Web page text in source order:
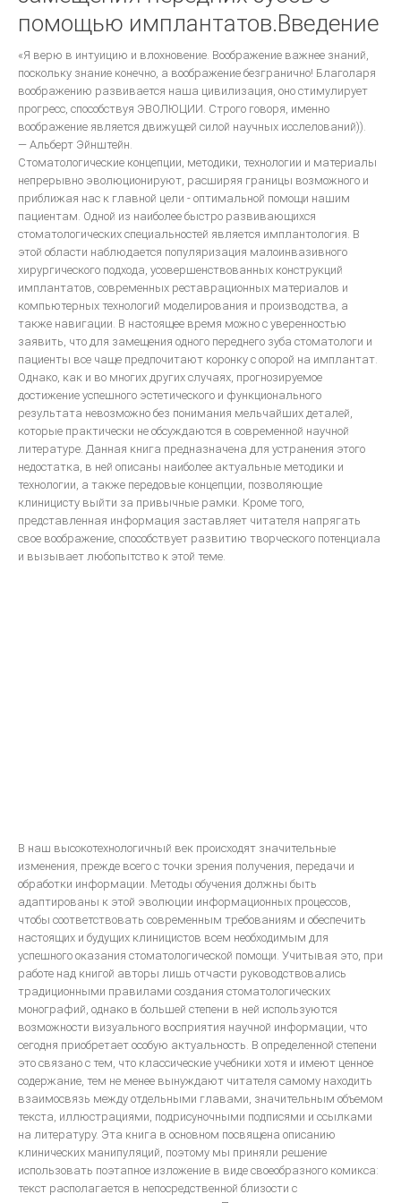
КЛИНИЧЕСКАЯ ОРТОПЕДИЧЕСКАЯ СТОМАТОЛОГИЯ
Стоматологическое обслуживание в Европе
ВОССТАНОВЛЕНИЕ КОНТАКТНЫХ ОБЛАСТЕЙ ЗУБОВ С ПОМОШЬЮ
МАТРИЧНЫХ СИСТЕМ
Ошибки в ортопедической стоматологии
Основы СТОМАТОЛОГИЧЕСКОГО МАТЕРИАЛОВЕДЕНИЯ
Техника фрезерования.
ОДОНТОПРЕПАРИРОВАНИЕ ПРИ ВОССТАНОВЛЕНИИ ДЕФЕКТОВ
ТВЕРДЫХ ТКАНЕЙ ЗУБОВ ВКЛАДКАМИ
Ортопедическая стоматология
Другое...
Фундаментальные вопросы
ЦВЕТОВЕДЕНИЕ В ЭСТЕТИЧЕСКОЙ СТОМАТОЛОГИИ
ДЕВИЗ ШОФУ- КАЧЕСТВО!
Систематизированная механика ортодонтического лечения
ON-LINE ВИДЕО
МОДЕЛИРОВАНИЕ
Принципы анатомического воскового моделирования
bredent-техника литья. Дентальное литье - точность
ЗУБОТЕХНИЧЕСКОЕ МАТЕРИАЛОВЕДЕНИЕ
ЛИТЬЕВОЕ ПРЕССОВАНИЕ ЗУБОЧЕЛЮСТНЫХ ПРОТЕЗОВ ИЗ
ПЛАСТМАСС
Общии вопросы Литья
ОСНАЩАЕМ ЛАБОРАТОРИЮ
МЕТАЛЛОКЕРАМИКА
Атлас по металокерамике
Атлас послойных композитных реставраций
Основы препарирования зубов
Инструкция по применению Стоматологический фарфор Super
Porselain ЕХ-3
помощью имплантатов.Введение
«Я верю в интуицию и влохновение. Воображение важнее знаний,
поскольку знание конечно, а воображение безгранично! Благоларя
воображению развивается наша цивилизация, оно стимулирует
прогресс, способствуя ЭВОЛЮЦИИ. Строго говоря, именно
воображение является движущей силой научных исслелований)).
— Альберт Эйнштейн.
Стоматологические концепции, методики, технологии и материалы
непрерывно эволюционируют, расширяя границы возможного и
приближая нас к главной цели - оптимальной помощи нашим
пациентам. Одной из наиболее быстро развивающихся
стоматологических специальностей является имплантология. В
этой области наблюдается популяризация малоинвазивного
хирургического подхода, усовершенствованных конструкций
имплантатов, современных реставрационных материалов и
компьютерных технологий моделирования и производства, а
также навигации. В настоящее время можно с уверенностью
заявить, что для замещения одного переднего зуба стоматологи и
пациенты все чаще предпочитают коронку с опорой на имплантат.
Однако, как и во многих других случаях, прогнозируемое
достижение успешного эстетического и функционального
результата невозможно без понимания мельчайших деталей,
которые практически не обсуждаются в современной научной
литературе. Данная книга предназначена для устранения этого
недостатка, в ней описаны наиболее актуальные методики и
технологии, а также передовые концепции, позволяющие
клиницисту выйти за привычные рамки. Кроме того,
представленная информация заставляет читателя напрягать
свое воображение, способствует развитию творческого потенциала
и вызывает любопытство к этой теме.
В наш высокотехнологичный век происходят значительные
изменения, прежде всего с точки зрения получения, передачи и
обработки информации. Методы обучения должны быть
адаптированы к этой эволюции информационных процессов,
чтобы соответствовать современным требованиям и обеспечить
настоящих и будущих клиницистов всем необходимым для
успешного оказания стоматологической помощи. Учитывая это, при
работе над книгой авторы лишь отчасти руководствовались
традиционными правилами создания стоматологических
монографий, однако в большей степени в ней используются
возможности визуального восприятия научной информации, что
сегодня приобретает особую актуальность. В определенной степени
это связано с тем, что классические учебники хотя и имеют ценное
содержание, тем не менее вынуждают читателя самому находить
взаимосвязь между отдельными главами, значительным объемом
текста, иллюстрациями, подрисуночными подписями и ссылками
на литературу. Эта книга в основном посвящена описанию
клинических манипуляций, поэтому мы приняли решение
использовать поэтапное изложение в виде своеобразного комикса:
текст располагается в непосредственной близости с